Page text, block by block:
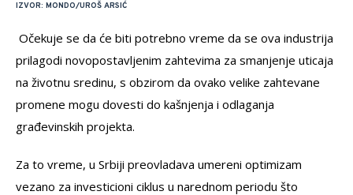
IZVOR: MONDO/UROŠ ARSIĆ
Očekuje se da će biti potrebno vreme da se ova industrija
prilagodi novopostavljenim zahtevima za smanjenje uticaja
na životnu sredinu, s obzirom da ovako velike zahtevane
promene mogu dovesti do kašnjenja i odlaganja
građevinskih projekta.
Za to vreme, u Srbiji preovladava umereni optimizam
vezano za investicioni ciklus u narednom periodu što